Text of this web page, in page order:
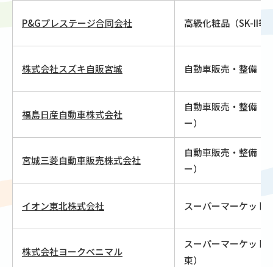
P&Gプレステージ合同会社 高級化粧品（SK-II等
株式会社スズキ自販宮城 自動車販売・整備
福島日産自動車株式会社
自動車販売・整備（
ー）
宮城三菱自動車販売株式会社
自動車販売・整備（
ー）
イオン東北株式会社 スーパーマーケット
株式会社ヨークベニマル
スーパーマーケット
東）